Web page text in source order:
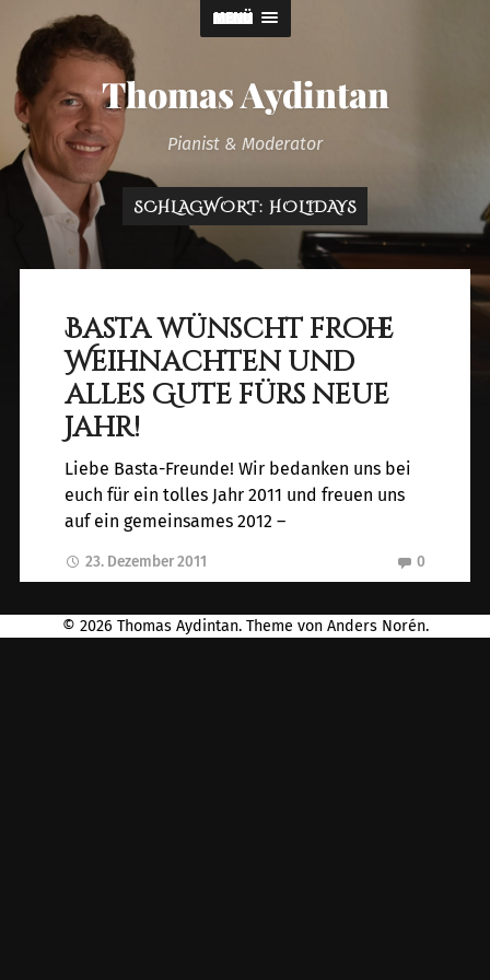
MENÜ
Thomas Aydintan
Pianist & Moderator
SCHLAGWORT: HOLIDAYS
Basta wünscht frohe
Weihnachten und
alles Gute fürs neue
Jahr!
Liebe Basta-Freunde! Wir bedanken uns bei
euch für ein tolles Jahr 2011 und freuen uns
auf ein gemeinsames 2012 –
23. Dezember 2011 0
© 2026 Thomas Aydintan. Theme von Anders Norén.